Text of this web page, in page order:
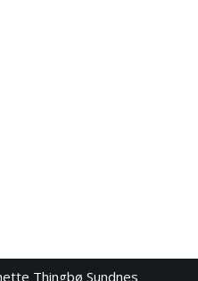
Thingbø Sundnes